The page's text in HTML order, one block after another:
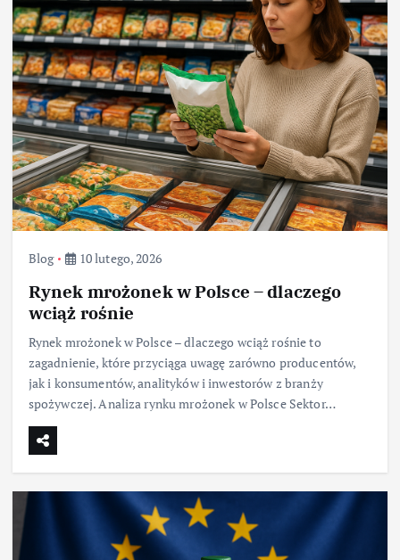
Blog 10 lutego, 2026
Rynek mrożonek w Polsce – dlaczego
wciąż rośnie
Rynek mrożonek w Polsce – dlaczego wciąż rośnie to
zagadnienie, które przyciąga uwagę zarówno producentów,
jak i konsumentów, analityków i inwestorów z branży
spożywczej. Analiza rynku mrożonek w Polsce Sektor…